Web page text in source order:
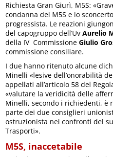
Richiesta Gran Giurì, M5S:
condanna del M5S e lo
progressista. Le reazioni
del capogruppo dell’Uv Aurelio
della IV Commissione Giulio
commissione consiliare.
I due hanno ritenuto alcune
Minelli «lesive dell’onorabilità
appellati all’articolo 58 del
«valutare la veridicità delle
Minelli, secondo i richiedenti, è
parte dei due consiglieri
ostruzionista nei confronti del
Trasporti».
M5S, inaccetabile